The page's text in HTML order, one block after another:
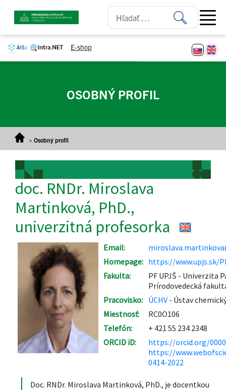
E-shop
Open
OSOBNÝ PROFIL
> Osobný profil